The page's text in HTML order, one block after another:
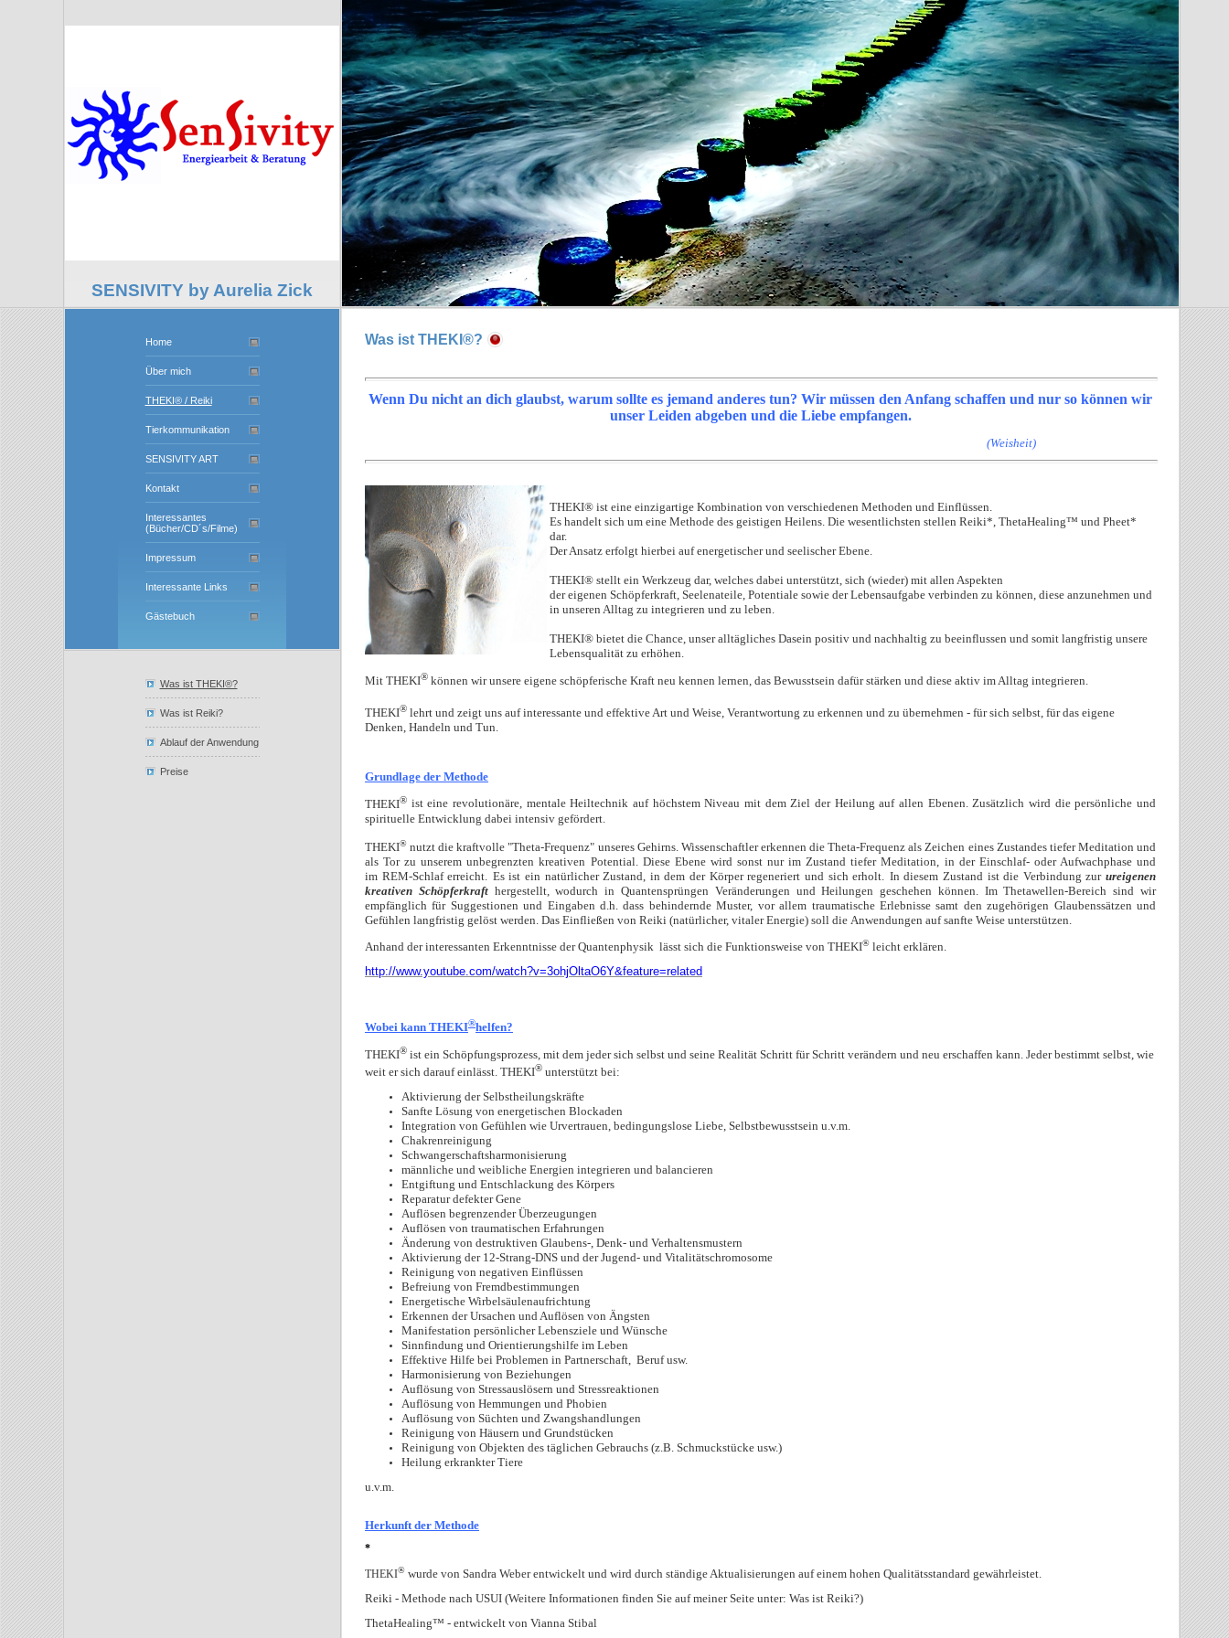
SENSIVITY by Aurelia Zick
Home
Über mich
THEKI® / Reiki
Tierkommunikation
SENSIVITY ART
Kontakt
Interessantes
(Bücher/CD´s/Filme)
Impressum
Interessante Links
Gästebuch
Was ist THEKI®?
Was ist Reiki?
Ablauf der Anwendung
Preise
Was ist THEKI®?
Wenn Du nicht an dich glaubst, warum sollte es jemand anderes tun? Wir müssen den Anfang schaffen und nur so können wir
unser Leiden abgeben und die Liebe empfangen.
(Weisheit)
THEKI® ist eine einzigartige Kombination von verschiedenen Methoden und Einflüssen.
Es handelt sich um eine Methode des geistigen Heilens. Die wesentlichsten stellen Reiki*, ThetaHealing™ und Pheet*
dar.
Der Ansatz erfolgt hierbei auf energetischer und seelischer Ebene.
THEKI® stellt ein Werkzeug dar, welches dabei unterstützt, sich (wieder) mit allen Aspekten
der eigenen Schöpferkraft, Seelenateile, Potentiale sowie der Lebensaufgabe verbinden zu können, diese anzunehmen und
in unseren Alltag zu integrieren und zu leben.
THEKI® bietet die Chance, unser alltägliches Dasein positiv und nachhaltig zu beeinflussen und somit langfristig unsere
Lebensqualität zu erhöhen.
Mit THEKI® können wir unsere eigene schöpferische Kraft neu kennen lernen, das Bewusstsein dafür stärken und diese aktiv im Alltag integrieren.
THEKI® lehrt und zeigt uns auf interessante und effektive Art und Weise, Verantwortung zu erkennen und zu übernehmen - für sich selbst, für das eigene
Denken, Handeln und Tun.
Grundlage der Methode
THEKI® ist eine revolutionäre, mentale Heiltechnik auf höchstem Niveau mit dem Ziel der Heilung auf allen Ebenen. Zusätzlich wird die persönliche und
spirituelle Entwicklung dabei intensiv gefördert.
THEKI® nutzt die kraftvolle "Theta-Frequenz" unseres Gehirns. Wissenschaftler erkennen die Theta-Frequenz als Zeichen eines Zustandes tiefer Meditation und
als Tor zu unserem unbegrenzten kreativen Potential. Diese Ebene wird sonst nur im Zustand tiefer Meditation, in der Einschlaf- oder Aufwachphase und
im REM-Schlaf erreicht. Es ist ein natürlicher Zustand, in dem der Körper regeneriert und sich erholt. In diesem Zustand ist die Verbindung zurureigenen
kreativen Schöpferkraft hergestellt, wodurch in Quantensprüngen Veränderungen und Heilungen geschehen können. Im Thetawellen-Bereich sind wir
empfänglich für Suggestionen und Eingaben d.h. dass behindernde Muster, vor allem traumatische Erlebnisse samt den zugehörigen Glaubenssätzen und
Gefühlen langfristig gelöst werden. Das Einfließen von Reiki (natürlicher, vitaler Energie) soll die Anwendungen auf sanfte Weise unterstützen.
Anhand der interessanten Erkenntnisse der Quantenphysik lässt sich die Funktionsweise von THEKI® leicht erklären.
http://www.youtube.com/watch?v=3ohjOltaO6Y&feature=related
Wobei kann THEKI®helfen?
THEKI® ist ein Schöpfungsprozess, mit dem jeder sich selbst und seine Realität Schritt für Schritt verändern und neu erschaffen kann. Jeder bestimmt selbst, wie
weit er sich darauf einlässt. THEKI® unterstützt bei:
Aktivierung der Selbstheilungskräfte
Sanfte Lösung von energetischen Blockaden
Integration von Gefühlen wie Urvertrauen, bedingungslose Liebe, Selbstbewusstsein u.v.m.
Chakrenreinigung
Schwangerschaftsharmonisierung
männliche und weibliche Energien integrieren und balancieren
Entgiftung und Entschlackung des Körpers
Reparatur defekter Gene
Auflösen begrenzender Überzeugungen
Auflösen von traumatischen Erfahrungen
Änderung von destruktiven Glaubens-, Denk- und Verhaltensmustern
Aktivierung der 12-Strang-DNS und der Jugend- und Vitalitätschromosome
Reinigung von negativen Einflüssen
Befreiung von Fremdbestimmungen
Energetische Wirbelsäulenaufrichtung
Erkennen der Ursachen und Auflösen von Ängsten
Manifestation persönlicher Lebensziele und Wünsche
Sinnfindung und Orientierungshilfe im Leben
Effektive Hilfe bei Problemen in Partnerschaft, Beruf usw.
Harmonisierung von Beziehungen
Auflösung von Stressauslösern und Stressreaktionen
Auflösung von Hemmungen und Phobien
Auflösung von Süchten und Zwangshandlungen
Reinigung von Häusern und Grundstücken
Reinigung von Objekten des täglichen Gebrauchs (z.B. Schmuckstücke usw.)
Heilung erkrankter Tiere
u.v.m.
Herkunft der Methode
*
THEKI® wurde von Sandra Weber entwickelt und wird durch ständige Aktualisierungen auf einem hohen Qualitätsstandard gewährleistet.
Reiki - Methode nach USUI (Weitere Informationen finden Sie auf meiner Seite unter: Was ist Reiki?)
ThetaHealing™ - entwickelt von Vianna Stibal